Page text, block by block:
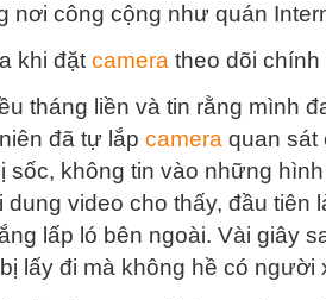
nơi công cộng như quán
khi đặt camera theo dõi chính
tháng liền và tin rằng mình
đã tự lắp camera quan sát
sốc, không tin vào những
video cho thấy, đầu tiên
lấp ló bên ngoài. Vài giây
lấy đi mà không hề có người